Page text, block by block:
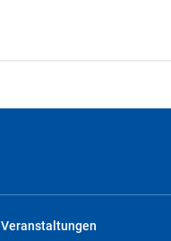
Veranstaltungen